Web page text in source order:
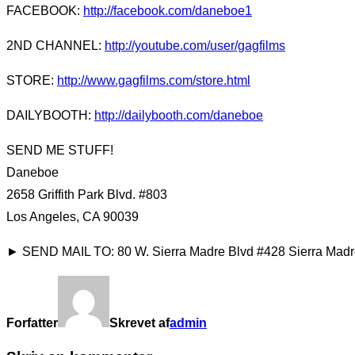
FACEBOOK: http://facebook.com/daneboe1
2ND CHANNEL: http://youtube.com/user/gagfilms
STORE: http://www.gagfilms.com/store.html
DAILYBOOTH: http://dailybooth.com/daneboe
SEND ME STUFF!
Daneboe
2658 Griffith Park Blvd. #803
Los Angeles, CA 90039
► SEND MAIL TO: 80 W. Sierra Madre Blvd #428 Sierra
Forfatter Skrevet afadmin